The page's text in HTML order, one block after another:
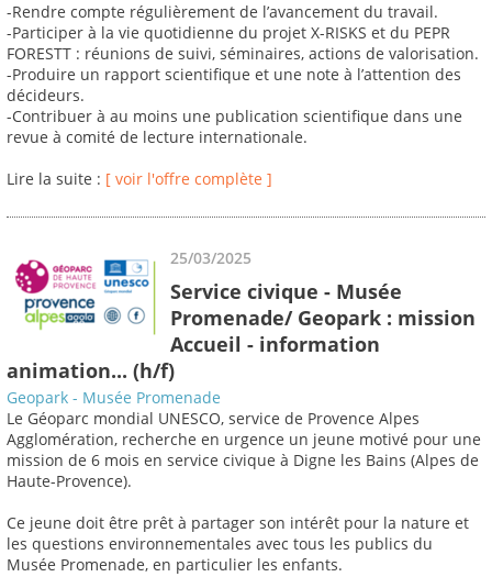
-Rendre compte régulièrement de l’avancement du travail.
-Participer à la vie quotidienne du projet X-RISKS et du PEPR
FORESTT : réunions de suivi, séminaires, actions de valorisation.
-Produire un rapport scientifique et une note à l’attention des
décideurs.
-Contribuer à au moins une publication scientifique dans une
revue à comité de lecture internationale.
Lire la suite : [ voir l'offre complète ]
25/03/2025
Service civique - Musée
Promenade/ Geopark : mission
Accueil - information
animation... (h/f)
Geopark - Musée Promenade
Le Géoparc mondial UNESCO, service de Provence Alpes
Agglomération, recherche en urgence un jeune motivé pour une
mission de 6 mois en service civique à Digne les Bains (Alpes de
Haute-Provence).
Ce jeune doit être prêt à partager son intérêt pour la nature et
les questions environnementales avec tous les publics du
Musée Promenade, en particulier les enfants.